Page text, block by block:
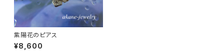
紫陽花のピアス
¥8,600